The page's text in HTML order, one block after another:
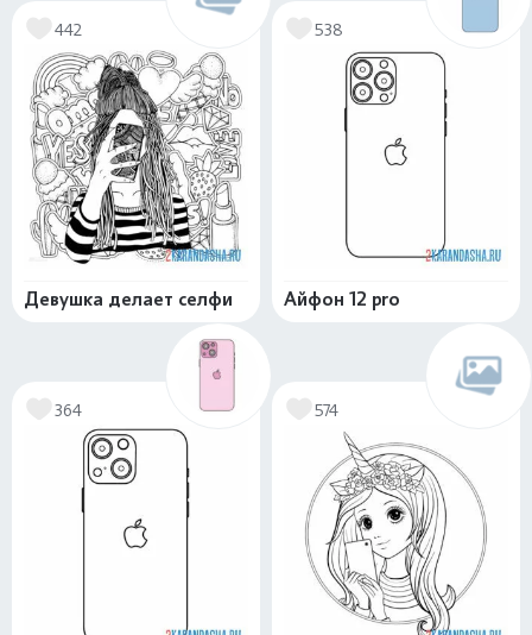
442
Девушка делает селфи
538
Айфон 12 pro
364 574